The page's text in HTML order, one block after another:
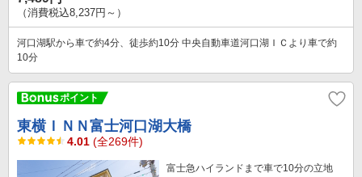
（消費税込8,237円～）
河口湖駅から車で約4分、徒歩約10分 中央自動車道河口湖ＩＣより車で約
10分
東横ＩＮＮ富士河口湖大橋
4.01 (全269件)
富士急ハイランドまで車で10分の立地